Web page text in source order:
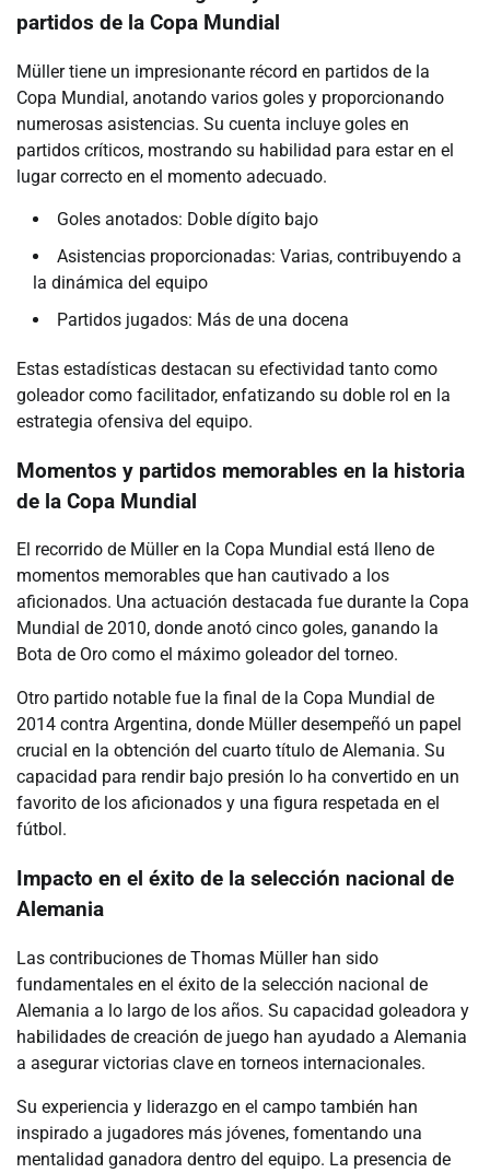
partidos de la Copa Mundial
Müller tiene un impresionante récord en partidos de la
Copa Mundial, anotando varios goles y proporcionando
numerosas asistencias. Su cuenta incluye goles en
partidos críticos, mostrando su habilidad para estar en el
lugar correcto en el momento adecuado.
Goles anotados: Doble dígito bajo
Asistencias proporcionadas: Varias, contribuyendo a
la dinámica del equipo
Partidos jugados: Más de una docena
Estas estadísticas destacan su efectividad tanto como
goleador como facilitador, enfatizando su doble rol en la
estrategia ofensiva del equipo.
Momentos y partidos memorables en la historia
de la Copa Mundial
El recorrido de Müller en la Copa Mundial está lleno de
momentos memorables que han cautivado a los
aficionados. Una actuación destacada fue durante la Copa
Mundial de 2010, donde anotó cinco goles, ganando la
Bota de Oro como el máximo goleador del torneo.
Otro partido notable fue la final de la Copa Mundial de
2014 contra Argentina, donde Müller desempeñó un papel
crucial en la obtención del cuarto título de Alemania. Su
capacidad para rendir bajo presión lo ha convertido en un
favorito de los aficionados y una figura respetada en el
fútbol.
Impacto en el éxito de la selección nacional de
Alemania
Las contribuciones de Thomas Müller han sido
fundamentales en el éxito de la selección nacional de
Alemania a lo largo de los años. Su capacidad goleadora y
habilidades de creación de juego han ayudado a Alemania
a asegurar victorias clave en torneos internacionales.
Su experiencia y liderazgo en el campo también han
inspirado a jugadores más jóvenes, fomentando una
mentalidad ganadora dentro del equipo. La presencia de